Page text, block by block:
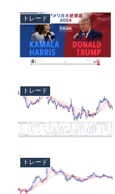
トレード
トレード
トレード